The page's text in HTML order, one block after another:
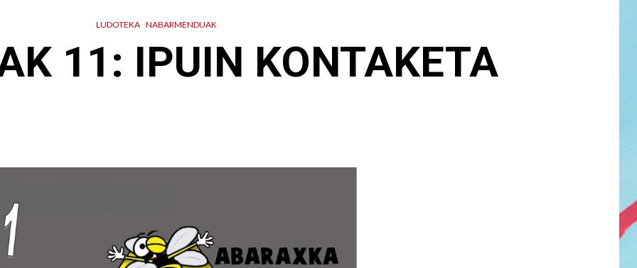
LUDOTEKA NABARMENDUAK
11: IPUIN KONTAKETA